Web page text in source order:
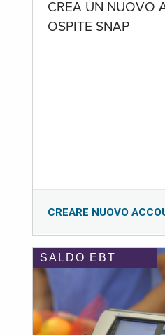
CREA UN NUOVO
OSPITE SNAP
CREARE NUOVO
SALDO EBT